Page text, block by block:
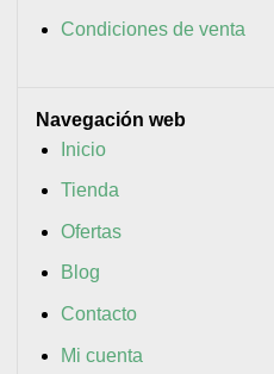
Condiciones de venta
Navegación web
Inicio
Tienda
Ofertas
Blog
Contacto
Mi cuenta